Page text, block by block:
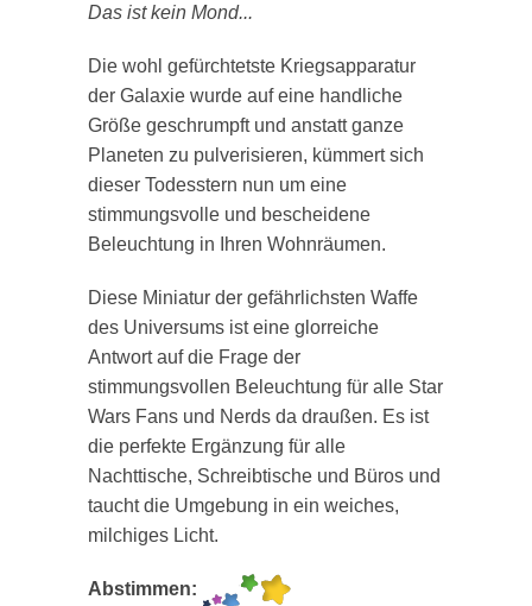
Das ist kein Mond...
Die wohl gefürchtetste Kriegsapparatur
der Galaxie wurde auf eine handliche
Größe geschrumpft und anstatt ganze
Planeten zu pulverisieren, kümmert sich
dieser Todesstern nun um eine
stimmungsvolle und bescheidene
Beleuchtung in Ihren Wohnräumen.
Diese Miniatur der gefährlichsten Waffe
des Universums ist eine glorreiche
Antwort auf die Frage der
stimmungsvollen Beleuchtung für alle Star
Wars Fans und Nerds da draußen. Es ist
die perfekte Ergänzung für alle
Nachttische, Schreibtische und Büros und
taucht die Umgebung in ein weiches,
milchiges Licht.
Abstimmen: